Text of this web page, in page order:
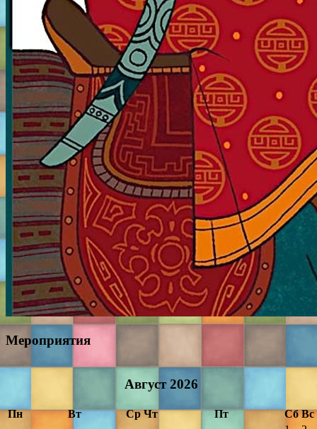
Мероприятия
Август 2026
Пн Вт Ср Чт Пт Сб Вс